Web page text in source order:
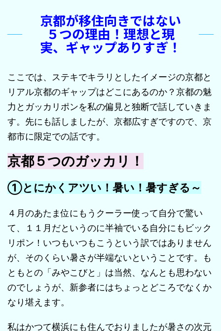
京都が移住向きではない
５つの理由！理想と現
実、ギャップありすぎ！
ここでは、ステキでキラリとしたイメージの京都と
リアル京都のギャップはどこにあるのか？京都の魅
力とガッカリポンを私の偏見と独断で話していきま
す。先にも話しましたが、京都広すぎですので、京
都市に限定での話です。
京都５つのガッカリ！
①とにかくアツい！暑い！暑すぎる～
４月のあたま位にもうクーラー使って自分で驚い
て、１１月だというのに半袖でいる自分にもビック
リポン！いつもいつもこうという訳ではありません
が、そのくらい暑さが半端ないということです。も
ともとの「みやこびと」は当然、なんとも思わない
のでしょうが、新参者にはちょっとどころでなくか
なり堪えます。
私はかつて横浜にも住んでおりましたが暑さの次元